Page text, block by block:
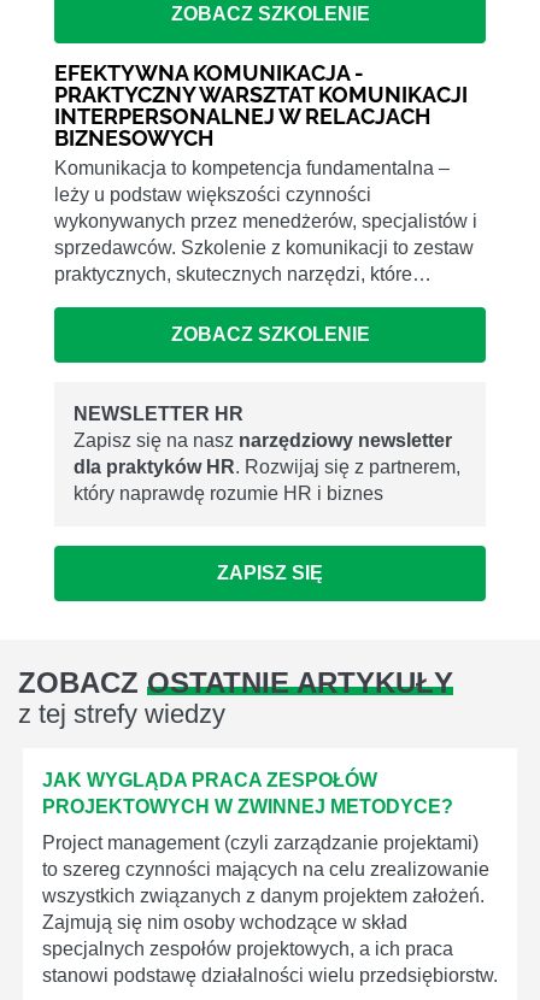
ZOBACZ SZKOLENIE
EFEKTYWNA KOMUNIKACJA -
PRAKTYCZNY WARSZTAT KOMUNIKACJI
INTERPERSONALNEJ W RELACJACH
BIZNESOWYCH
Komunikacja to kompetencja fundamentalna –
leży u podstaw większości czynności
wykonywanych przez menedżerów, specjalistów i
sprzedawców. Szkolenie z komunikacji to zestaw
praktycznych, skutecznych narzędzi, które…
ZOBACZ SZKOLENIE
NEWSLETTER HR
Zapisz się na nasz narzędziowy newsletter
dla praktyków HR. Rozwijaj się z partnerem,
który naprawdę rozumie HR i biznes
ZAPISZ SIĘ
ZOBACZ OSTATNIE ARTYKUŁY
z tej strefy wiedzy
JAK WYGLĄDA PRACA ZESPOŁÓW
PROJEKTOWYCH W ZWINNEJ METODYCE?
Project management (czyli zarządzanie projektami)
to szereg czynności mających na celu zrealizowanie
wszystkich związanych z danym projektem założeń.
Zajmują się nim osoby wchodzące w skład
specjalnych zespołów projektowych, a ich praca
stanowi podstawę działalności wielu przedsiębiorstw.